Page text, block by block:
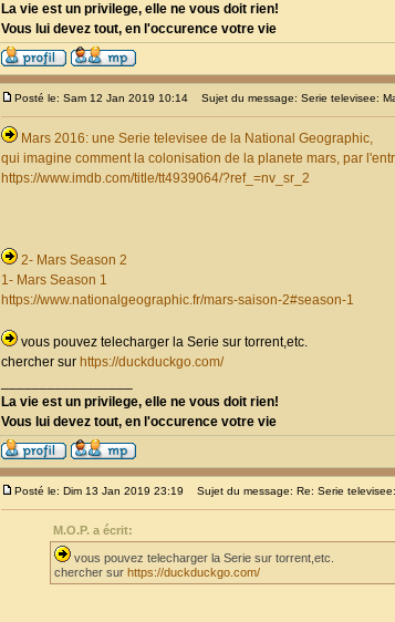
La vie est un privilege, elle ne vous doit rien!
Vous lui devez tout, en l'occurence votre vie
Posté le: Sam 12 Jan 2019 10:14 Sujet du message: Serie televisee:
Mars 2016: une Serie televisee de la National Geographic,
qui imagine comment la colonisation de la planete mars, par
https://www.imdb.com/title/tt4939064/?ref_=nv_sr_2
2- Mars Season 2
1- Mars Season 1
https://www.nationalgeographic.fr/mars-saison-2#season-1
vous pouvez telecharger la Serie sur torrent,etc.
chercher sur https://duckduckgo.com/
La vie est un privilege, elle ne vous doit rien!
Vous lui devez tout, en l'occurence votre vie
Posté le: Dim 13 Jan 2019 23:19 Sujet du message: Re: Serie
M.O.P. a écrit:
vous pouvez telecharger la Serie sur torrent,etc.
chercher sur https://duckduckgo.com/